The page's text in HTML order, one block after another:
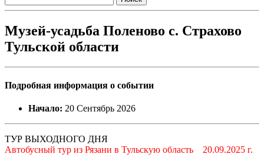
Музей-усадьба Поленово с. Страхово
Тульской области
Подробная информация о событии
Начало: 20 Сентябрь 2026
ТУР ВЫХОДНОГО ДНЯ
Автобусный тур из Рязани в Тульскую область 20.09.2025 г.